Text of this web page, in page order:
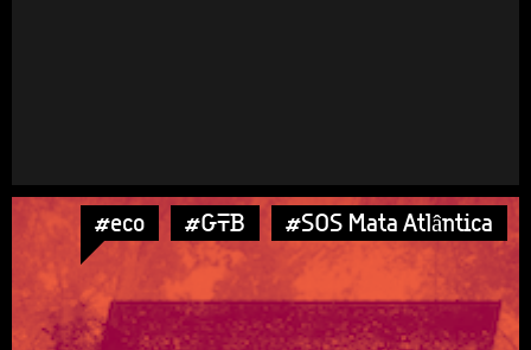
#eco #GTB #SOS Mata Atlântica